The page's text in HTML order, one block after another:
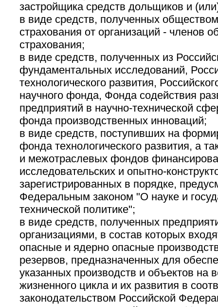
застройщика средств дольщиков и
в виде средств, полученных
страхования от организаций - членов
страхования;
в виде средств, полученных из
фундаментальных исследований,
технологического развития,
научного фонда, Фонда содействия
предприятий в научно-технической
фонда производственных инноваций;
в виде средств, поступивших на
фонда технологического развития, а
и межотраслевых фондов
исследовательских и опытно-
зарегистрированных в порядке,
Федеральным законом "О науке и
технической политике";
в виде средств, полученных
организациями, в состав которых
опасные и ядерно опасные
резервов, предназначенных для
указанных производств и объектов на
жизненного цикла и их развития в
законодательством Российской